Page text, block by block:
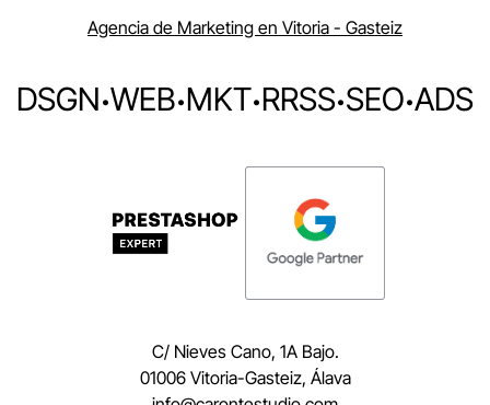
Agencia de Marketing en Vitoria - Gasteiz
DSGN·WEB·MKT·RRSS·SEO·ADS
C/ Nieves Cano, 1A Bajo.
01006 Vitoria-Gasteiz, Álava